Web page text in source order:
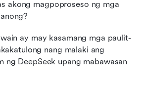
akong magpoproseso ng mga
ay may kasamang mga paulit-
nang malaki ang
ng DeepSeek upang mabawasan